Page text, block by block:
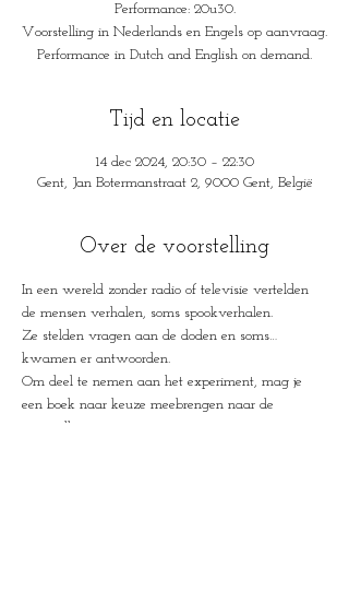
Performance: 20u30.
Voorstelling in Nederlands en Engels op aanvraag.
Performance in Dutch and English on demand.
Tijd en locatie
14 dec 2024, 20:30 – 22:30
Gent, Jan Botermanstraat 2, 9000 Gent, België
Over de voorstelling
In een wereld zonder radio of televisie vertelden
de mensen verhalen, soms spookverhalen.
Ze stelden vragen aan de doden en soms…
kwamen er antwoorden.
Om deel te nemen aan het experiment, mag je
een boek naar keuze meebrengen naar de
voorstelling.